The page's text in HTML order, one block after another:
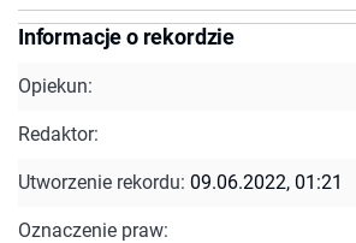
Informacje o rekordzie
Opiekun:
Redaktor:
Utworzenie rekordu: 09.06.2022, 01:21
Oznaczenie praw: